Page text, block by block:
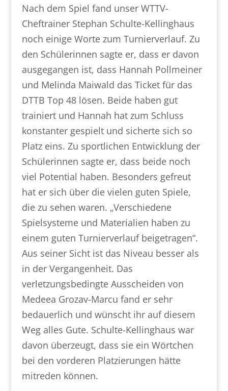
Nach dem Spiel fand unser WTTV-
Cheftrainer Stephan Schulte-Kellinghaus
noch einige Worte zum Turnierverlauf. Zu
den Schülerinnen sagte er, dass er davon
ausgegangen ist, dass Hannah Pollmeiner
und Melinda Maiwald das Ticket für das
DTTB Top 48 lösen. Beide haben gut
trainiert und Hannah hat zum Schluss
konstanter gespielt und sicherte sich so
Platz eins. Zu sportlichen Entwicklung der
Schülerinnen sagte er, dass beide noch
viel Potential haben. Besonders gefreut
hat er sich über die vielen guten Spiele,
die zu sehen waren. „Verschiedene
Spielsysteme und Materialien haben zu
einem guten Turnierverlauf beigetragen“.
Aus seiner Sicht ist das Niveau besser als
in der Vergangenheit. Das
verletzungsbedingte Ausscheiden von
Medeea Grozav-Marcu fand er sehr
bedauerlich und wünscht ihr auf diesem
Weg alles Gute. Schulte-Kellinghaus war
davon überzeugt, dass sie ein Wörtchen
bei den vorderen Platzierungen hätte
mitreden können.